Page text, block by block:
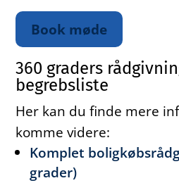
Book møde
360 graders
begrebsliste
Her kan du finde mere
komme videre:
Komplet
grader)